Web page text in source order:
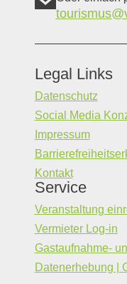
Legal Links
Datenschutz
Social Media
Impressum
Kontakt
Service
Veranstaltung
Vermieter Log-in
Gastaufnahme-
Datenerhebung |